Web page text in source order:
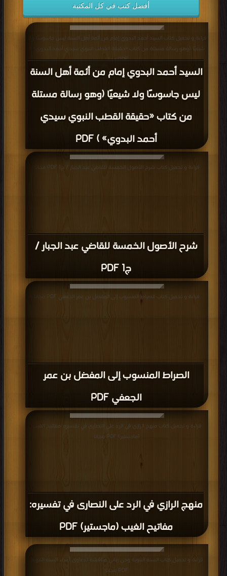
أفضل كتب في كل المكتبة
السيد أحمد البدوي إمام من أئمة أهل السنة
ليس جاسوسًا ولا شيعيًا (وهو رسالة مستلة
من كتاب «حقيقة القطب النبوي سيدي
أحمد البدوي» ) PDF
قراءة و تحميل كتاب السيد أحمد البدوي إمام من أئمة أهل السنة ليس جاسوسًا ولا
شيعيًا (وهو رسالة مستلة من كتاب «حقيقة القطب النبوي سيدي أحمد البدوي» )
PDF مجانا
شرح الأصول الخمسة للقاضي عبد الجبار /
ج1 PDF
قراءة و تحميل كتاب شرح الأصول الخمسة للقاضي عبد الجبار / ج1 PDF مجانا
الصراط المنسوب إلى المفضل بن عمر
الجعفي PDF
قراءة و تحميل كتاب الصراط المنسوب إلى المفضل بن عمر الجعفي PDF مجانا
منهج الرازي في الرد على النصارى في تفسيره:
مفاتيح الغيب (ماجستير) PDF
قراءة و تحميل كتاب منهج الرازي في الرد على النصارى في تفسيره: مفاتيح الغيب
(ماجستير) PDF مجانا
قراءة و تحميل كتاب السنة النبوية وحي رباني مناقشة لدعاوى أعداء السنة النبوية
PDF مجانا